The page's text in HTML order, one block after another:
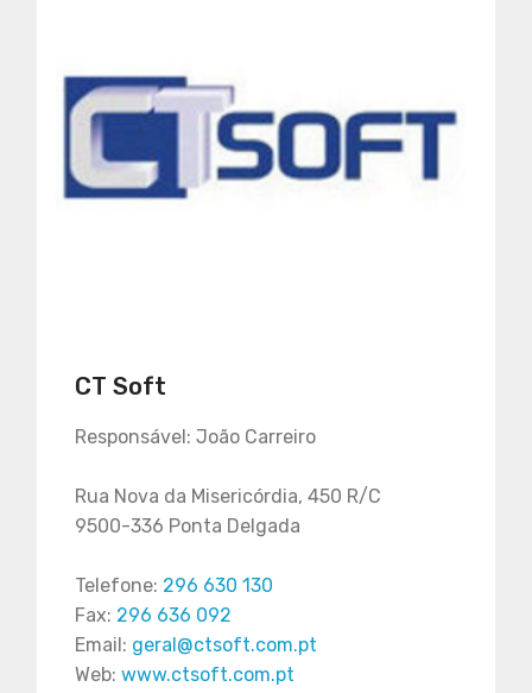
CT Soft
Responsável: João Carreiro
Rua Nova da Misericórdia, 450 R/C
9500-336 Ponta Delgada
Telefone: 296 630 130
Fax: 296 636 092
Email: geral@ctsoft.com.pt
Web: www.ctsoft.com.pt